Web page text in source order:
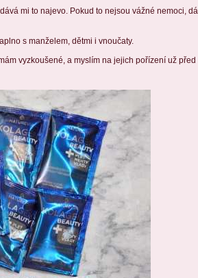
mi to najevo. Pokud to nejsou vážné nemoci, dá
s manželem, dětmi i vnoučaty.
vyzkoušené, a myslím na jejich pořízení už před